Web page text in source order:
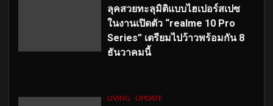
ลุคสวยทะลุมิติแบบไฮเปอร์สเปซ
ในงานเปิดตัว “realme 10 Pro
Series” เตรียมไปว้าวพร้อมกัน 8
ธันวาคมนี้
LIVING UPDATE